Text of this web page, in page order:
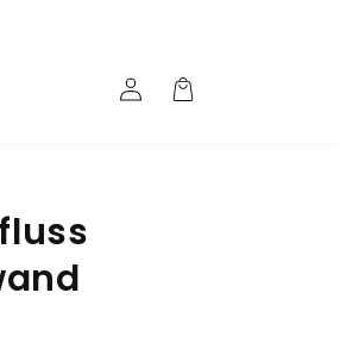
Einloggen
Panier
d'achat